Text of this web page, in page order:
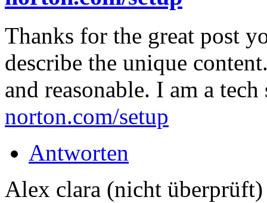
Thanks for the great post
describe the unique
and reasonable. I am a
norton.com/setup
Antworten
Alex clara (nicht überprüft)